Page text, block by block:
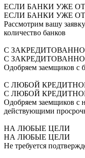
ЕСЛИ БАНКИ УЖЕ
ЕСЛИ БАНКИ УЖЕ
Рассмотрим вашу
количество банков
С
С
Одобряем заемщиков с
С ЛЮБОЙ
С ЛЮБОЙ
Одобряем заемщиков с
действующими
НА ЛЮБЫЕ ЦЕЛИ
НА ЛЮБЫЕ ЦЕЛИ
Не требуется